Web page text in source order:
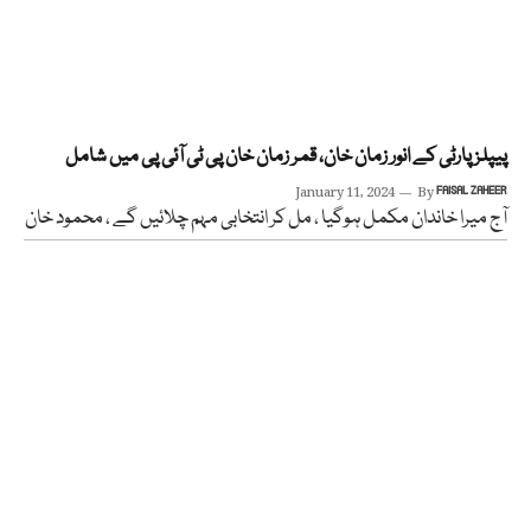
پیپلز پارٹی کے انور زمان خان، قمر زمان خان پی ٹی آئی پی میں شامل
January 11, 2024 ByFAISAL ZAHEER
آج میرا خاندان مکمل ہوگیا ، مل کر انتخابی مہم چلائیں گے ، محمود خان